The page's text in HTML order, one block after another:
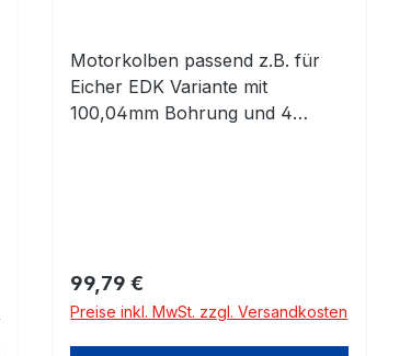
Motorkolben passend z.B. für
Eicher EDK Variante mit
100,04mm Bohrung und 4
Regulärer Preis:
99,79 €
Preise inkl. MwSt. zzgl. Versandkosten